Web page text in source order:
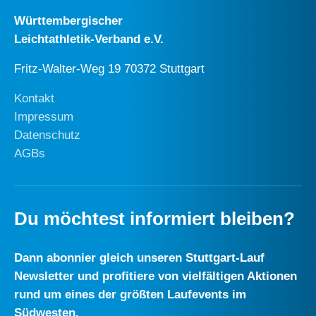
Württembergischer
Leichtathletik-Verband e.V.
Fritz-Walter-Weg 19 70372 Stuttgart
Kontakt
Impressum
Datenschutz
AGBs
Du möchtest informiert bleiben?
Dann abonnier gleich unseren Stuttgart-Lauf
Newsletter und profitiere von vielfältigen Aktionen
rund um eines der größten Laufevents im
Südwesten.